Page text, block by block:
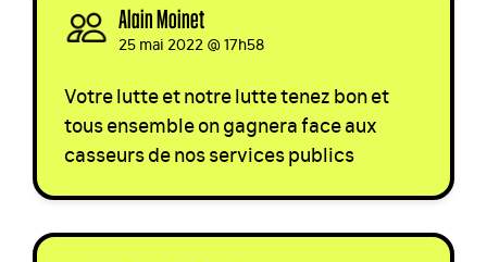
Alain Moinet
25 mai 2022 @ 17h58
Votre lutte et notre lutte tenez bon et
tous ensemble on gagnera face aux
casseurs de nos services publics